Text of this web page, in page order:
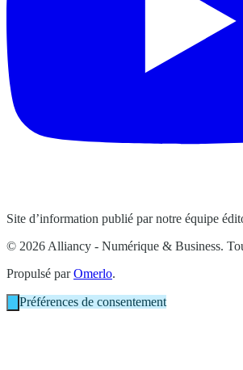
Site d’information publié par notre équipe
© 2026 Alliancy - Numérique & Business.
Propulsé parOmerlo.
Préférences de consentement